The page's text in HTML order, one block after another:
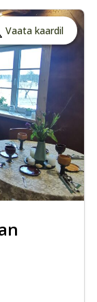
Vaata kaardil